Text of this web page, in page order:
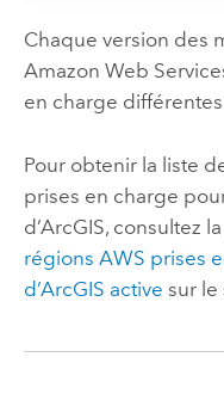
Chaque version des
Amazon Web
en charge
Pour obtenir la liste
prises en charge
d’ArcGIS, consultez
régions AWS prises
d’ArcGIS active sur